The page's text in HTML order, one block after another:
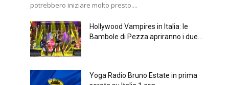
potrebbero iniziare molto presto....
Hollywood Vampires in Italia: le
Bambole di Pezza apriranno i due...
Yoga Radio Bruno Estate in prima